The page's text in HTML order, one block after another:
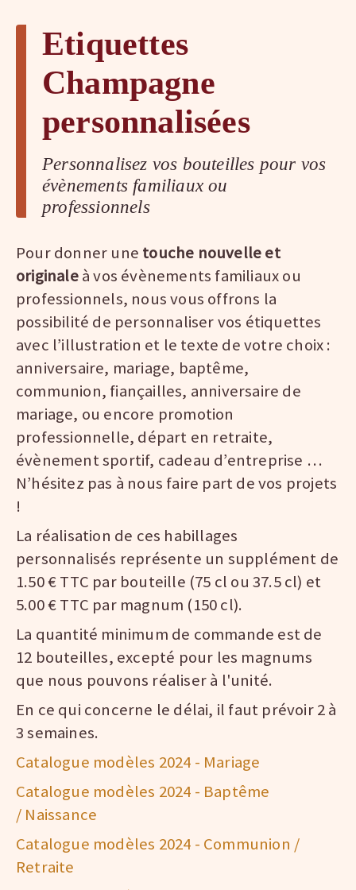
Etiquettes
Champagne
personnalisées
Personnalisez vos bouteilles pour vos
évènements familiaux ou
professionnels
Pour donner une touche nouvelle et
originaleà vos évènements familiaux ou
professionnels, nous vous offrons la
possibilité de personnaliser vos étiquettes
avec l’illustration et le texte de votre choix :
anniversaire, mariage, baptême,
communion, fiançailles, anniversaire de
mariage, ou encore promotion
professionnelle, départ en retraite,
évènement sportif, cadeau d’entreprise …
N’hésitez pas à nous faire part de vos projets
!
La réalisation de ces habillages
personnalisés représente un supplément de
1.50 € TTC par bouteille (75 cl ou 37.5 cl) et
5.00 € TTC par magnum (150 cl).
La quantité minimum de commande est de
12 bouteilles, excepté pour les magnums
que nous pouvons réaliser à l'unité.
En ce qui concerne le délai, il faut prévoir 2 à
3 semaines.
Catalogue modèles 2024 - Mariage
Catalogue modèles 2024 - Baptême
/ Naissance
Catalogue modèles 2024 - Communion /
Retraite